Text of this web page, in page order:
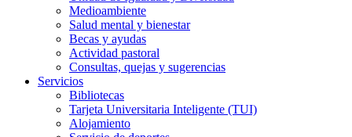
Medioambiente
Salud mental y bienestar
Becas y ayudas
Actividad pastoral
Consultas, quejas y sugerencias
Servicios
Bibliotecas
Tarjeta Universitaria Inteligente (TUI)
Alojamiento